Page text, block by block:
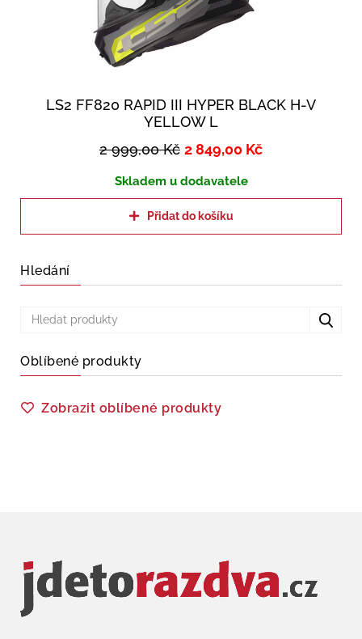
LS2 FF820 RAPID III HYPER BLACK H-V
YELLOW L
2 999,00Kč 2 849,00 Kč
Skladem u dodavatele
Přidat do košíku
Hledání
Oblíbené produkty
Zobrazit oblíbené produkty